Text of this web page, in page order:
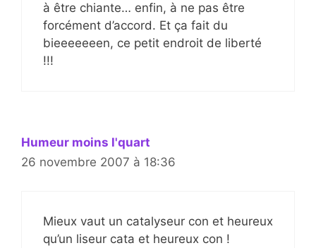
à être chiante… enfin, à ne pas être
forcément d’accord. Et ça fait du
bieeeeeeen, ce petit endroit de liberté
!!!
Humeur moins l'quart
26 novembre 2007 à 18:36
Mieux vaut un catalyseur con et heureux
qu’un liseur cata et heureux con !